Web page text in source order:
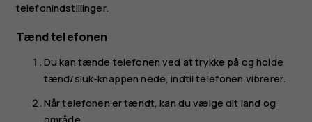
telefonindstillinger.
Tænd telefonen
Du kan tænde telefonen ved at trykke på og holde
tænd/sluk-knappen nede, indtil telefonen vibrerer.
Når telefonen er tændt, kan du vælge dit land og